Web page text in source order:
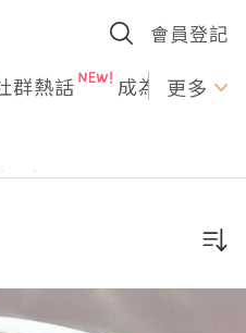
會員登記
群熱話 成為U更多